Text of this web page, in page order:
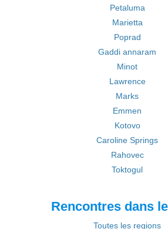
Petaluma
Marietta
Poprad
Gaddi annaram
Minot
Lawrence
Marks
Emmen
Kotovo
Caroline Springs
Rahovec
Toktogul
Rencontres dans
Toutes les regions